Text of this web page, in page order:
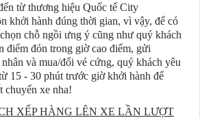
từ thương hiệu Quốc tế City
khởi hành đúng thời gian, vì vậy, để có
chỗ ngồi ưng ý cũng như quý khách
điểm đón trong giờ cao điểm, gửi
và mua/đổi vé cứng, quý khách yêu
15 - 30 phút trước giờ khởi hành để
chuyến xe nha!
XẾP HÀNG LÊN XE LẦN LƯỢT